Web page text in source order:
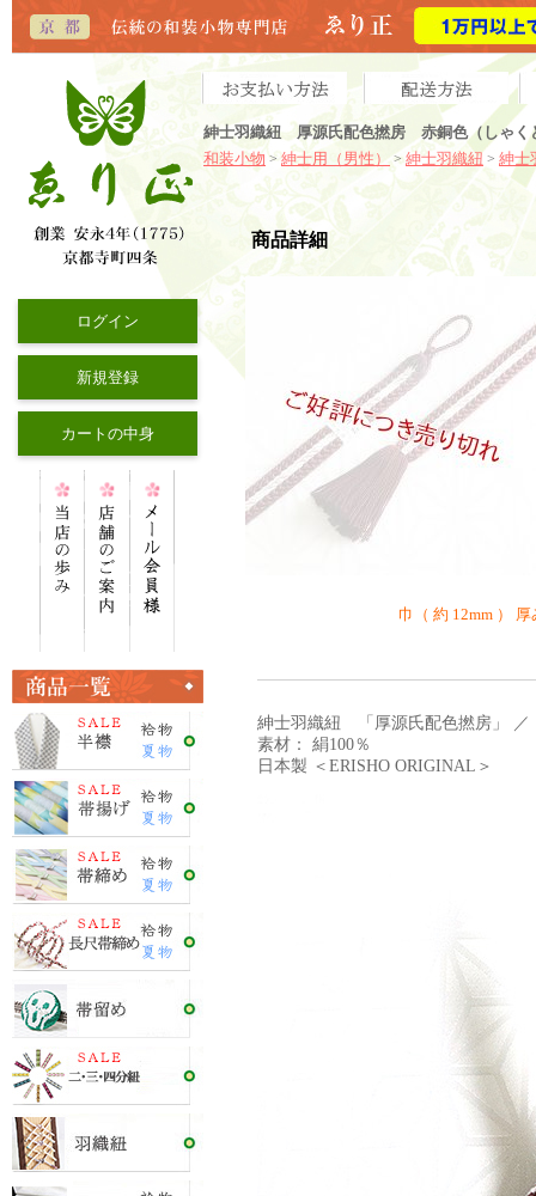
紳士羽織紐 厚源氏配色撚房 赤銅色（しゃく
和装小物 > 紳士用（男性） >紳士羽織紐 > 紳士
ログイン
新規登録
カートの中身
商品詳細
巾（ 約 12mm ）
紳士羽織紐 「厚源氏配色撚房」 ／
素材： 絹100％
日本製 ＜ERISHO ORIGINAL＞